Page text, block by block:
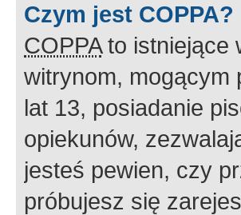
Czym jest COPPA?
COPPAto istniejące
witrynom, mogącym
lat 13, posiadanie
opiekunów,
jesteś pewien, czy
próbujesz się